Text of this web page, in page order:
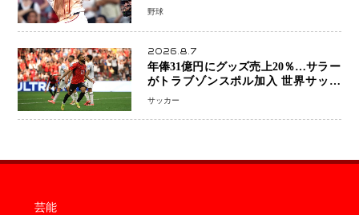
ち 吉田正尚選手も2安打1打点で貢献 4
野球
2026.8.7
年俸31億円にグッズ売上20％…サラー
がトラブゾンスポル加入 世界サッカ
ーは「五大リーグ一強」から新時代へ
サッカー
芸能